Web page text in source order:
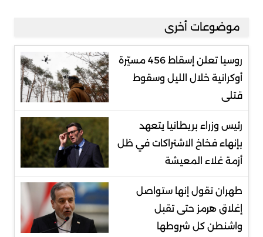
موضوعات أخرى
روسيا تعلن إسقاط 456 مسيّرة
أوكرانية خلال الليل وسقوط
قتلى
رئيس وزراء بريطانيا يتعهد
بإنهاء فخاخ الاشتراكات في ظل
أزمة غلاء المعيشة
طهران تقول إنها ستواصل
إغلاق هرمز حتى تقبل
واشنطن كل شروطها